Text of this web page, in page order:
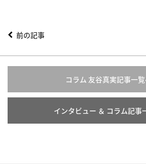
前の記事
コラム 友谷真実記事一
インタビュー ＆ コラム記事